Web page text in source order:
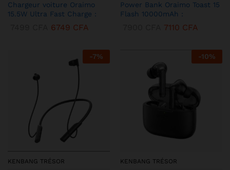
Chargeur voiture Oraimo
15.5W Ultra Fast Charge :
6749 CFA
Power Bank Oraimo Toast 15
Flash 10000mAh :
7110 CFA
-7%
KENBANG TRÉSOR
-10%
KENBANG TRÉSOR